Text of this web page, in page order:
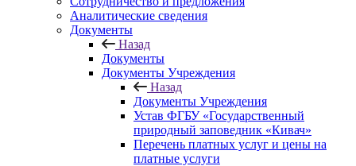
Аналитические сведения
Документы
Назад
Документы
Документы Учреждения
Назад
Документы Учреждения
Устав ФГБУ «Государственный
природный заповедник «Кивач»
Перечень платных услуг и цены на
платные услуги